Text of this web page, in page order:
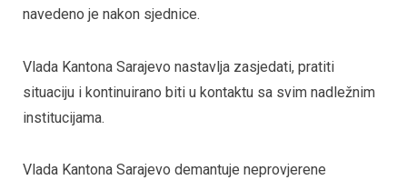
navedeno je nakon sjednice.
Vlada Kantona Sarajevo nastavlja zasjedati, pratiti
situaciju i kontinuirano biti u kontaktu sa svim nadležnim
institucijama.
Vlada Kantona Sarajevo demantuje neprovjerene